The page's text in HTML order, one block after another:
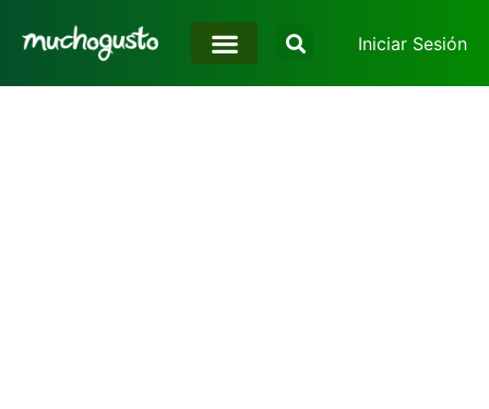
Iniciar Sesión